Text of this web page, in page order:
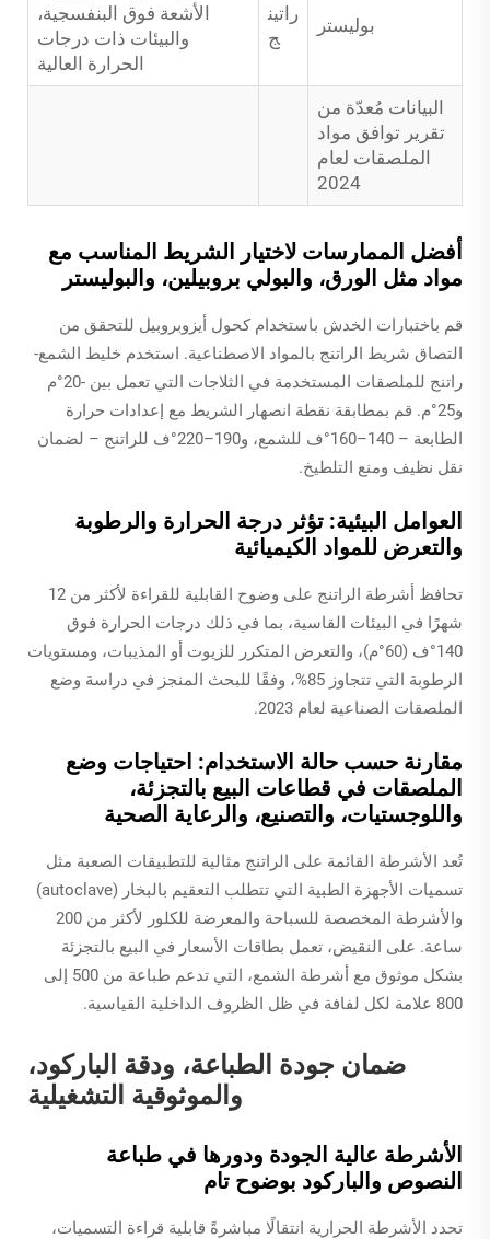
بوليستر
راتين
ج
الأشعة فوق البنفسجية،
والبيئات ذات درجات
الحرارة العالية
البيانات مُعدّة من
تقرير توافق مواد
الملصقات لعام
2024
أفضل الممارسات لاختيار الشريط المناسب مع
مواد مثل الورق، والبولي بروبيلين، والبوليستر
قم باختبارات الخدش باستخدام كحول أيزوبروبيل للتحقق من
التصاق شريط الراتنج بالمواد الاصطناعية. استخدم خليط الشمع-
راتنج للملصقات المستخدمة في الثلاجات التي تعمل بين -20°م
و25°م. قم بمطابقة نقطة انصهار الشريط مع إعدادات حرارة
الطابعة – 140–160°ف للشمع، و190–220°ف للراتنج – لضمان
نقل نظيف ومنع التلطيخ.
العوامل البيئية: تؤثر درجة الحرارة والرطوبة
والتعرض للمواد الكيميائية
تحافظ أشرطة الراتنج على وضوح القابلية للقراءة لأكثر من 12
شهرًا في البيئات القاسية، بما في ذلك درجات الحرارة فوق
140°ف (60°م)، والتعرض المتكرر للزيوت أو المذيبات، ومستويات
الرطوبة التي تتجاوز 85%، وفقًا للبحث المنجز في دراسة وضع
الملصقات الصناعية لعام 2023.
مقارنة حسب حالة الاستخدام: احتياجات وضع
الملصقات في قطاعات البيع بالتجزئة،
واللوجستيات، والتصنيع، والرعاية الصحية
تُعد الأشرطة القائمة على الراتنج مثالية للتطبيقات الصعبة مثل
تسميات الأجهزة الطبية التي تتطلب التعقيم بالبخار (autoclave)
والأشرطة المخصصة للسباحة والمعرضة للكلور لأكثر من 200
ساعة. على النقيض، تعمل بطاقات الأسعار في البيع بالتجزئة
بشكل موثوق مع أشرطة الشمع، التي تدعم طباعة من 500 إلى
800 علامة لكل لفافة في ظل الظروف الداخلية القياسية.
ضمان جودة الطباعة، ودقة الباركود،
والموثوقية التشغيلية
الأشرطة عالية الجودة ودورها في طباعة
النصوص والباركود بوضوح تام
تحدد الأشرطة الحرارية انتقالًا مباشرةً قابلية قراءة التسميات،